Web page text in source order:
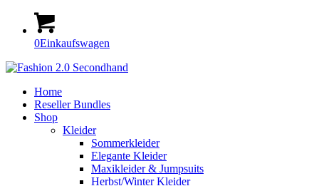
0Einkaufswagen
Home
Reseller Bundles
Shop
Kleider
Sommerkleider
Elegante Kleider
Maxikleider & Jumpsuits
Herbst/Winter Kleider